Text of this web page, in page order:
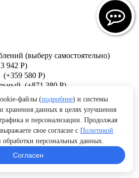
(выберу самостоятельно)
942 Р)
(+359 580 Р)
(+871 380 Р)
рам (+
158 760 Р
труб (+
285 240 Р)
кожухов (+
207 960
файлы (подробнее) и системы
хранения данных в целях улучшения
и персонализации. Продолжая
свое согласие с Политикой
обработки персональных данных.
Согласен